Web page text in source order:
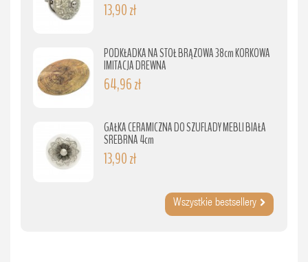
13,90 zł
PODKŁADKA NA STÓŁ BRĄZOWA 38cm KORKOWA
IMITACJA DREWNA
64,96 zł
GAŁKA CERAMICZNA DO SZUFLADY MEBLI BIAŁA
SREBRNA 4cm
13,90 zł
Wszystkie bestsellery